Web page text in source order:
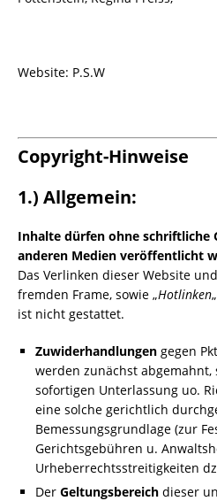
Website: P.S.W
Copyright-Hinweise
1.) Allgemein:
Inhalte dürfen ohne schriftliche
anderen Medien veröffentlicht
Das Verlinken dieser Website
fremden Frame, sowie „Hotlinken
ist nicht gestattet.
Zuwiderhandlungen gegen
werden zunächst
sofortigen Unterlassung uo.
eine solche gerichtlich
Bemessungsgrundlage (zur
Gerichtsgebühren u.
Urheberrechtsstreitigkeiten
Der Geltungsbereich dieser